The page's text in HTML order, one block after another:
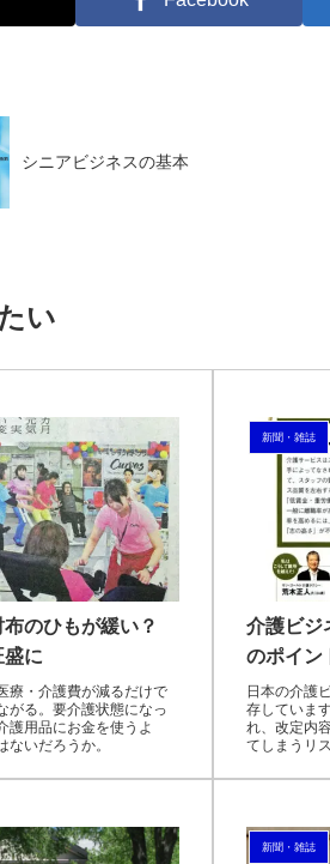
シニアビジネスの基本
い
のひもが緩い？
盛に
療・介護費が減るだけで
がる。要介護状態になっ
護用品にお金を使うよ
ないだろうか。
新聞・雑誌
介護ビジ
のポイン
日本の介護
存していま
れ、改定内
てしまうリ
新聞・雑誌